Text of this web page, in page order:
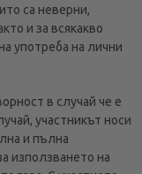
са неверни,
и за всякакво
употреба на лични
в случай че е
участникът носи
и пълна
използването на